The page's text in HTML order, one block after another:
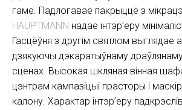
гаме. Падлогавае пакрыццё з
HAUPTMANN надае інтэр’еру
Гасцёўня з другім святлом выглядае
дзякуючы дэкаратыўнаму
сценах. Высокая шкляная вінная
цэнтрам кампазіцыі прасторы і
калону. Характар ​​інтэр’еру